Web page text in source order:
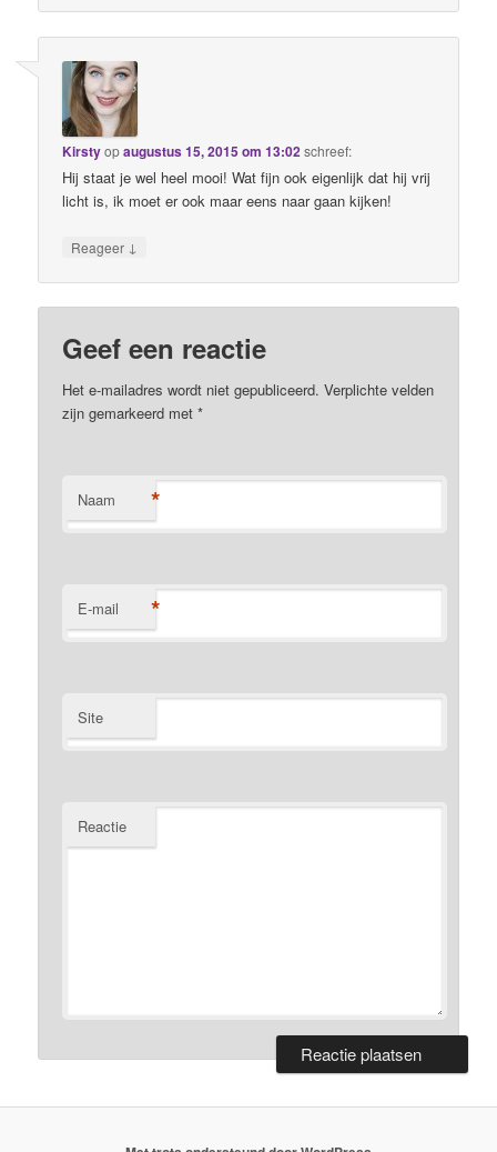
Kirstyopaugustus 15, 2015 om 13:02schreef:
Hij staat je wel heel mooi! Wat fijn ook eigenlijk dat hij vrij
licht is, ik moet er ook maar eens naar gaan kijken!
Reageer ↓
Geef een reactie
Het e-mailadres wordt niet gepubliceerd. Verplichte velden
zijn gemarkeerd met*
Naam *
E-mail *
Site
Reactie